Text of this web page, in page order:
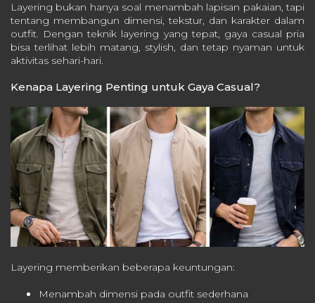
Layering bukan hanya soal menambah lapisan pakaian, tapi
tentang membangun dimensi, tekstur, dan karakter dalam
outfit. Dengan teknik layering yang tepat, gaya casual pria
bisa terlihat lebih matang, stylish, dan tetap nyaman untuk
aktivitas sehari-hari.
Kenapa Layering Penting untuk Gaya Casual?
Layering memberikan beberapa keuntungan:
Menambah dimensi pada outfit sederhana